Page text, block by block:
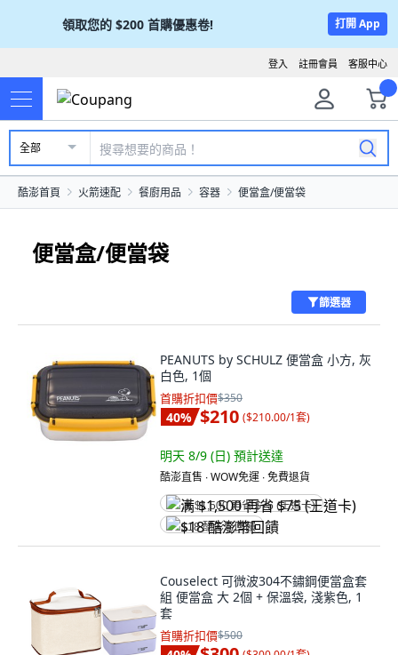
領取您的 $200 首購優惠卷! 打開 App
客服中心
註冊會員
登入
全部
酷澎首頁 火箭速配 餐廚用品 容器 便當盒/便當袋
便當盒/便當袋
篩選器
PEANUTS by SCHULZ 便當盒 小方, 灰
白色, 1個
首購折扣價$350
40% $210 ($210.00/1套)
明天 8/9 (日) 預計送達
酷澎直售 ∙ WOW免運 ∙ 免費退貨
满 $1,500 再省 $75 (王道卡)
$18 酷澎幣回饋
Couselect 可微波304不鏽鋼便當盒套
組 便當盒 大 2個 + 保溫袋, 淺紫色, 1
套
首購折扣價$500